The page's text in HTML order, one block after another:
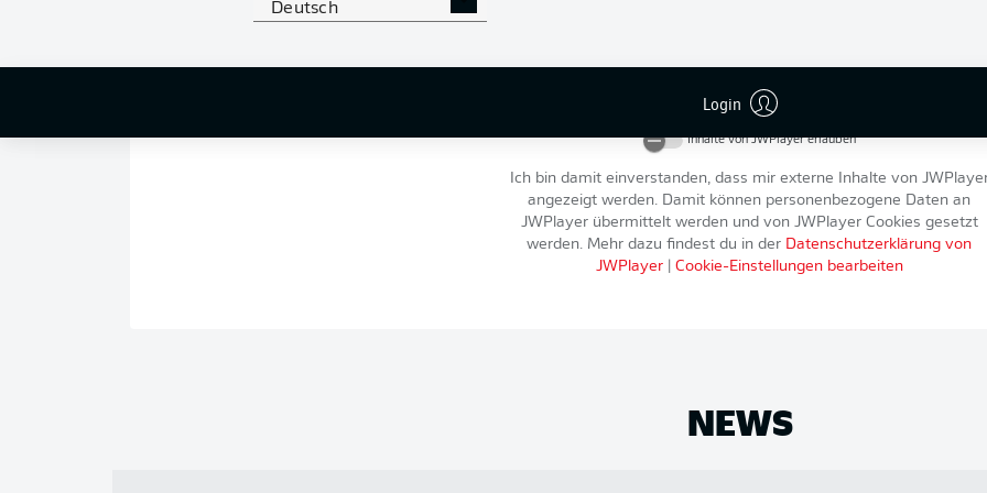
Deutsch
Login
wieder ausblenden.
Inhalte vonJWPlayererlauben
Ich bin damit einverstanden, dass mir externe Inhalte von
angezeigt werden. Damit können personenbezogene Daten an
JWPlayerübermittelt werden und von JWPlayerCookies gesetzt
werden. Mehr dazu findest du in der Datenschutzerklärung von
JWPlayer| Cookie-Einstellungen bearbeiten
NEWS